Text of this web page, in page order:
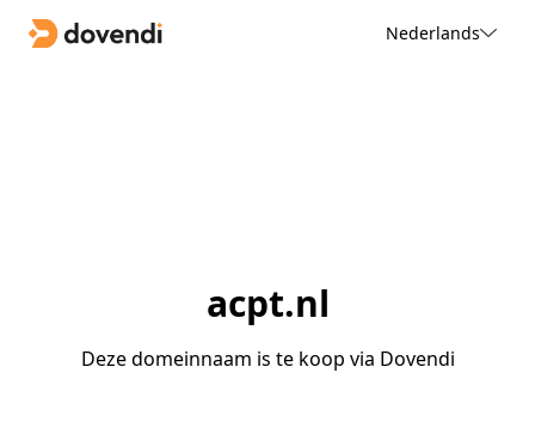
Nederlands
acpt.nl
Deze domeinnaam is te koop via Dovendi